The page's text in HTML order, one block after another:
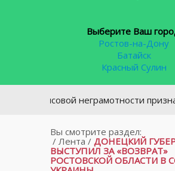
Выберите Ваш
Ростов-на-Дону
Батайск
Красный Сулин
неграмотности признались
Вы смотрите раздел:
/ Лента/ ДОНЕЦКИЙ
ВЫСТУПИЛ ЗА «ВОЗВРАТ»
РОСТОВСКОЙ ОБЛАСТИ В